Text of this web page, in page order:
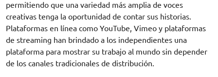
permitiendo que una variedad más amplia de voces
creativas tenga la oportunidad de contar sus historias.
Plataformas en línea como YouTube, Vimeo y plataformas
de streaming han brindado a los independientes una
plataforma para mostrar su trabajo al mundo sin depender
de los canales tradicionales de distribución.